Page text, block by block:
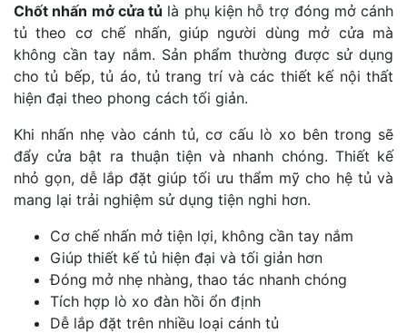
Chốt nhấn mở cửa tủ là phụ kiện hỗ trợ đóng mở cánh
tủ theo cơ chế nhấn, giúp người dùng mở cửa mà
không cần tay nắm. Sản phẩm thường được sử dụng
cho tủ bếp, tủ áo, tủ trang trí và các thiết kế nội thất
hiện đại theo phong cách tối giản.
Khi nhấn nhẹ vào cánh tủ, cơ cấu lò xo bên trong sẽ
đẩy cửa bật ra thuận tiện và nhanh chóng. Thiết kế
nhỏ gọn, dễ lắp đặt giúp tối ưu thẩm mỹ cho hệ tủ và
mang lại trải nghiệm sử dụng tiện nghi hơn.
Cơ chế nhấn mở tiện lợi, không cần tay nắm
Giúp thiết kế tủ hiện đại và tối giản hơn
Đóng mở nhẹ nhàng, thao tác nhanh chóng
Tích hợp lò xo đàn hồi ổn định
Dễ lắp đặt trên nhiều loại cánh tủ